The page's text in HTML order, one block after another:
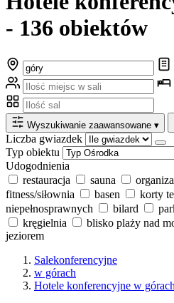
- 136 obiektów
Wyszukiwanie zaawansowane ▾
Liczba gwiazdek
Typ obiektu
Udogodnienia
restauracja
sauna
fitness/siłownia
basen korty
niepełnosprawnych
bilard
kręgielnia
blisko plaży nad
jeziorem
Salekonferencyjne
w górach
Hotele konferencyjne w górach